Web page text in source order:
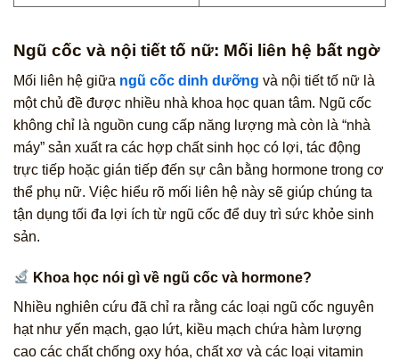
Ngũ cốc và nội tiết tố nữ: Mối liên hệ bất ngờ
Mối liên hệ giữa ngũ cốc dinh dưỡng và nội tiết tố nữ là
một chủ đề được nhiều nhà khoa học quan tâm. Ngũ cốc
không chỉ là nguồn cung cấp năng lượng mà còn là “nhà
máy” sản xuất ra các hợp chất sinh học có lợi, tác động
trực tiếp hoặc gián tiếp đến sự cân bằng hormone trong cơ
thể phụ nữ. Việc hiểu rõ mối liên hệ này sẽ giúp chúng ta
tận dụng tối đa lợi ích từ ngũ cốc để duy trì sức khỏe sinh
sản.
Khoa học nói gì về ngũ cốc và hormone?
Nhiều nghiên cứu đã chỉ ra rằng các loại ngũ cốc nguyên
hạt như yến mạch, gạo lứt, kiều mạch chứa hàm lượng
cao các chất chống oxy hóa, chất xơ và các loại vitamin